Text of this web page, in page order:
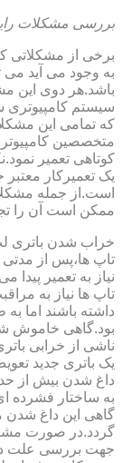
بررسی مشکلات
برخی از مشکلاتی
به وجود می آید می
باشد.هر دوی این
سیستم کامپیوتری
که تمامی این
متخصصین
کوتاهی تعمیر
یک تعمیرکار
است.از جمله
ممکن است آن را
خراب شدن باتری
تاپ ها،پس از مدتی
نیاز به تعمیر پیدا
تاپ ها نیاز به
داشته باشند اما
بود.گاهی خاموش
ناشی از خرابی
یک باتری جدید
داغ شدن بیش از
به ساختار فشرده
گاهی این داغ
گردد.در صورت
جهت بررسی علت